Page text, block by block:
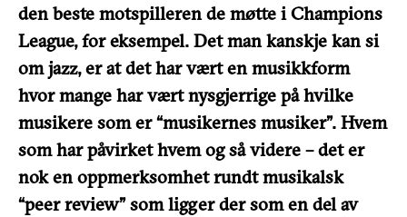
den beste motspilleren de møtte i Champions
League, for eksempel. Det man kanskje kan si
om jazz, er at det har vært en musikkform
hvor mange har vært nysgjerrige på hvilke
musikere som er “musikernes musiker”. Hvem
som har påvirket hvem og så videre – det er
nok en oppmerksomhet rundt musikalsk
“peer review” som ligger der som en del av